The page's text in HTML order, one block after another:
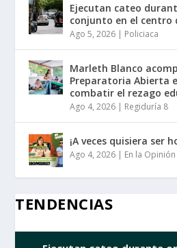
Ejecutan cateo
conjunto en el centro
Ago 5, 2026 | Policiaca
Marleth Blanco
Preparatoria Abierta
combatir el rezago
Ago 4, 2026 | Regiduría 8
¡A veces quisiera ser
Ago 4, 2026 | En la
TENDENCIAS